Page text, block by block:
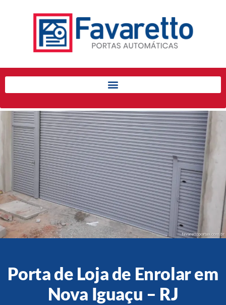
Início
Produtos
Porta de Enrolar Automática
Automatizadores
Acessórios Para Portas de
Enrolar
Pintura eletrostática
Portfólio
Contato
Acessórios
Automatização
Porta de Loja de Enrolar em
Nova Iguaçu – RJ